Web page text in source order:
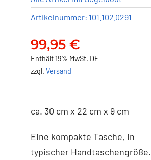
Artikelnummer: 101.102.0291
99,95 €
Enthält 19% MwSt. DE
zzgl. Versand
ca. 30 cm x 22 cm x 9 cm
Eine kompakte Tasche, in
typischer Handtaschengröße.